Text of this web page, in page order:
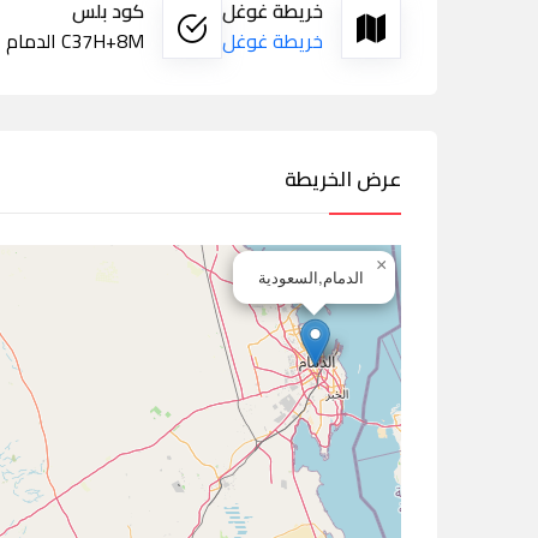
خريطة غوغل
خريطة غوغل
كود بلس
C37H+8M الدمام
عرض الخريطة
الدمام,السعودية
×